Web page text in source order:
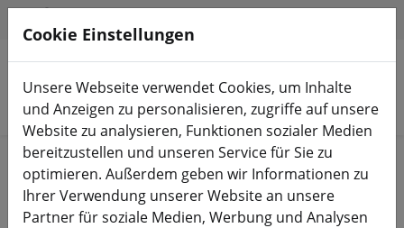
Produkte suchen
Start Bauteile FC, ESC, AIO & Stacks
Cookie Einstellungen
Unsere Webseite verwendet Cookies, um Inhalte
und Anzeigen zu personalisieren, zugriffe auf unsere
Website zu analysieren, Funktionen sozialer Medien
bereitzustellen und unseren Service für Sie zu
optimieren. Außerdem geben wir Informationen zu
Ihrer Verwendung unserer Website an unsere
Partner für soziale Medien, Werbung und Analysen